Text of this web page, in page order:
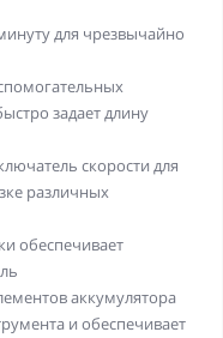
для чрезвычайно
задает длину
скорости для
различных
обеспечивает
аккумулятора
и обеспечивает